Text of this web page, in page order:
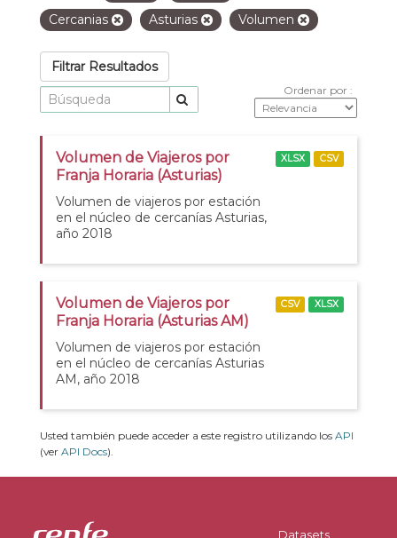
Cercanias Asturias Volumen
Filtrar Resultados
Ordenar por
Volumen de Viajeros por
Franja Horaria (Asturias)
Volumen de viajeros por estación
en el núcleo de cercanías Asturias,
año 2018
XLSX CSV
Volumen de Viajeros por
Franja Horaria (Asturias AM)
Volumen de viajeros por estación
en el núcleo de cercanías Asturias
AM, año 2018
CSV XLSX
Usted también puede acceder a este registro utilizando los API
(ver API Docs).
Datasets